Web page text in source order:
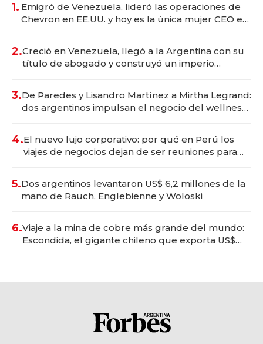
1. Emigró de Venezuela, lideró las operaciones de
Chevron en EE.UU. y hoy es la única mujer CEO en
2.Creció en Venezuela, llegó a la Argentina con su
título de abogado y construyó un imperio
3.De Paredes y Lisandro Martínez a Mirtha Legrand:
dos argentinos impulsan el negocio del wellness
4.El nuevo lujo corporativo: por qué en Perú los
viajes de negocios dejan de ser reuniones para
5.Dos argentinos levantaron US$ 6,2 millones de la
mano de Rauch, Englebienne y Woloski
6.Viaje a la mina de cobre más grande del mundo:
Escondida, el gigante chileno que exporta US$